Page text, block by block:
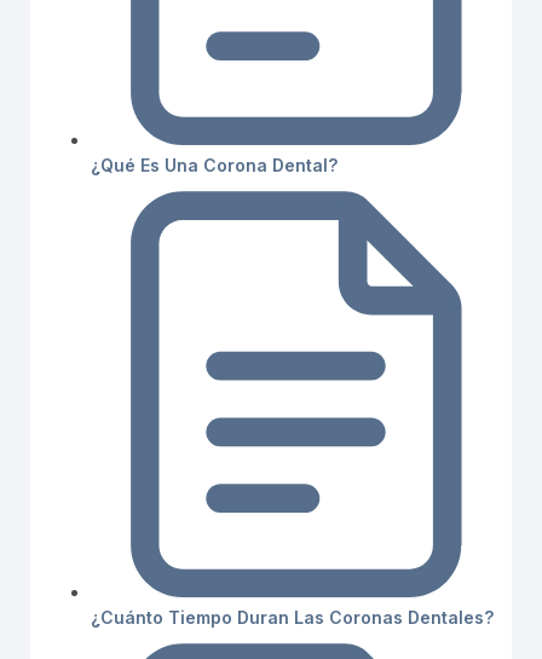
¿Qué Es Una Corona Dental?
¿Cuánto Tiempo Duran Las Coronas Dentales?